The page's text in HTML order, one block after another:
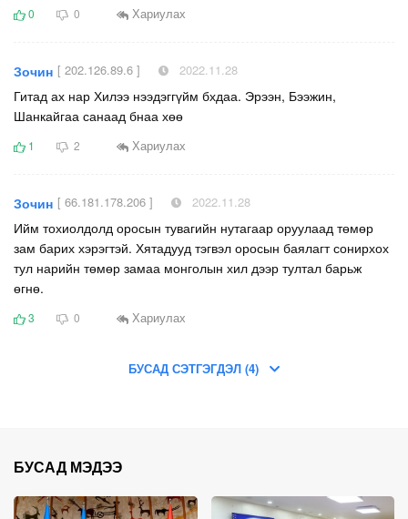
0 0 Хариулах
Зочин [ 202.126.89.6 ] 2022.11.28
Гитад ах нар Хилээ нээдэггүйм бхдаа. Эрээн, Бээжин,
Шанкайгаа санаад бнаа хөө
1 2 Хариулах
Зочин [ 66.181.178.206 ] 2022.11.28
Ийм тохиолдолд оросын тувагийн нутагаар оруулаад төмөр
зам барих хэрэгтэй. Хятадууд тэгвэл оросын баялагт сонирхох
тул нарийн төмөр замаа монголын хил дээр тултал барьж
өгнө.
3 0 Хариулах
БУСАД СЭТГЭГДЭЛ (4)
БУСАД МЭДЭЭ